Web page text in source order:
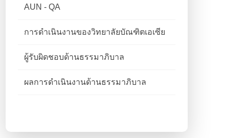
AUN - QA
การดำเนินงานของวิทยาลัยบัณฑิตเอเซีย
ผู้รับผิดชอบด้านธรรมาภิบาล
ผลการดำเนินงานด้านธรรมาภิบาล